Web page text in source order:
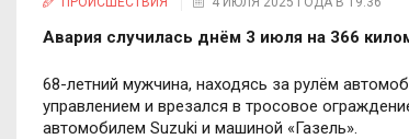
Авария случилась днём 3 июля на 366
68-летний мужчина, находясь за рулём
управлением и врезался в тросовое
автомобилем Suzuki и машиной «Газель».